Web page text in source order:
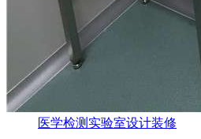
医学检测实验室设计装修